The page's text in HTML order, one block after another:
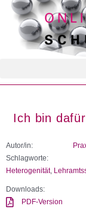
Ich bin
Autor/in:
Schlagworte:
Heterogenität,
Downloads:
PDF-Version